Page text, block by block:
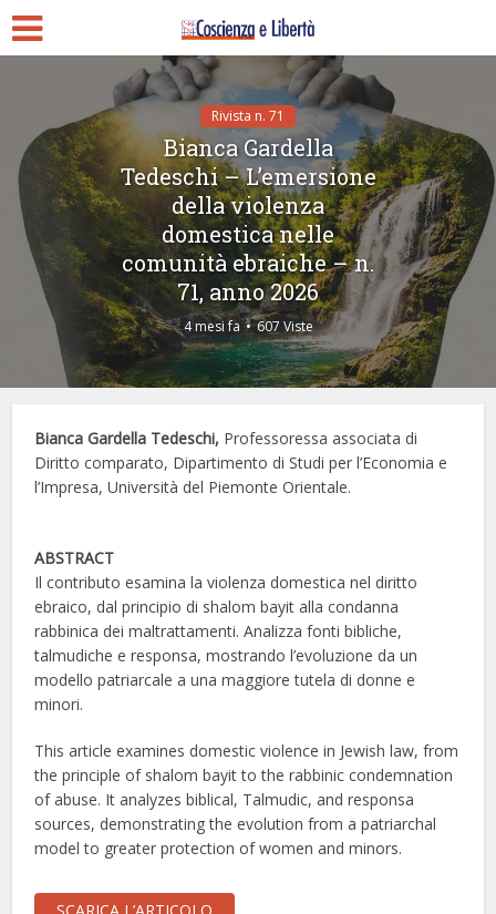
Rivista n. 71
Bianca Gardella
Tedeschi – L’emersione
della violenza
domestica nelle
comunità ebraiche – n.
71, anno 2026
4 mesi fa 607 Viste
Bianca Gardella Tedeschi, Professoressa associata di
Diritto comparato, Dipartimento di Studi per l’Economia e
l’Impresa, Università del Piemonte Orientale.
ABSTRACT
Il contributo esamina la violenza domestica nel diritto
ebraico, dal principio di shalom bayit alla condanna
rabbinica dei maltrattamenti. Analizza fonti bibliche,
talmudiche e responsa, mostrando l’evoluzione da un
modello patriarcale a una maggiore tutela di donne e
minori.
This article examines domestic violence in Jewish law, from
the principle of shalom bayit to the rabbinic condemnation
of abuse. It analyzes biblical, Talmudic, and responsa
sources, demonstrating the evolution from a patriarchal
model to greater protection of women and minors.